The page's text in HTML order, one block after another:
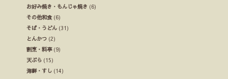
お好み焼き・もんじゃ焼き (6)
その他和食(6)
そば・うどん (31)
とんかつ (2)
割烹・料亭(9)
天ぷら (15)
海鮮・すし (14)